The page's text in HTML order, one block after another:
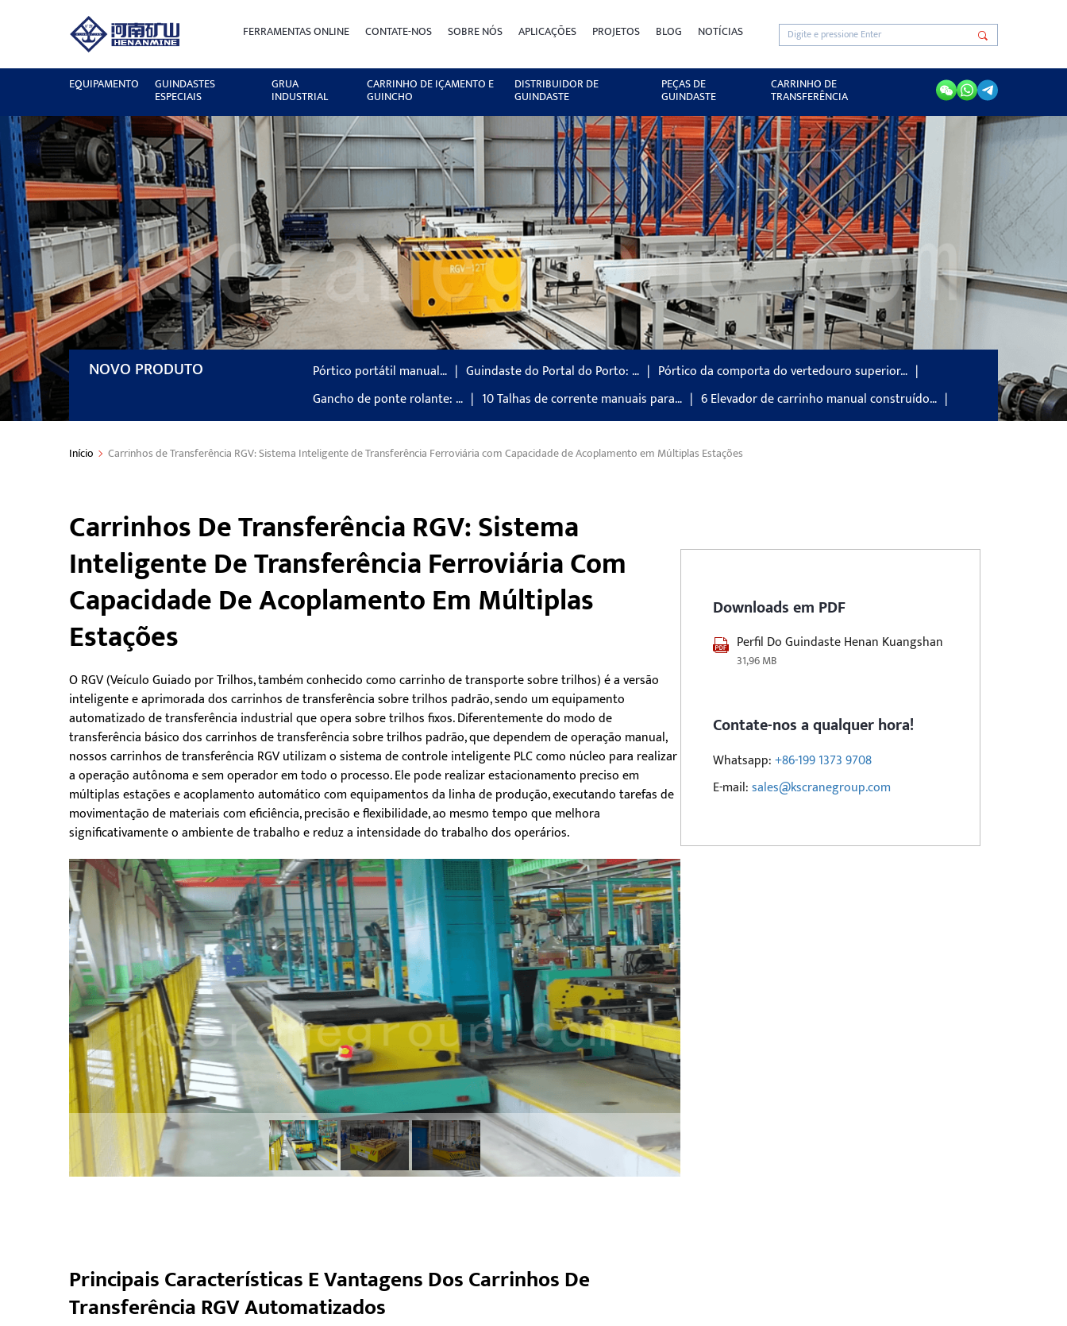
FERRAMENTAS ONLINE CONTATE-NOS SOBRE NÓS APLICAÇÕES PROJETOS BLOG NOTÍCIAS
EQUIPAMENTO GUINDASTES
ESPECIAIS
GRUA
INDUSTRIAL
CARRINHO DE IÇAMENTO E
GUINCHO
DISTRIBUIDOR DE
GUINDASTE
PEÇAS DE
GUINDASTE
CARRINHO DE
TRANSFERÊNCIA
NOVO PRODUTO Pórtico portátil manual… Guindaste do Portal do Porto: …
Pórtico da comporta do vertedouro superior…
Gancho de ponte rolante: …
10 Talhas de corrente manuais para… 6 Elevador de carrinho manual construído…
Início Carrinhos de Transferência RGV: Sistema Inteligente de Transferência Ferroviária com Capacidade de Acoplamento em Múltiplas Estações
Carrinhos De Transferência RGV: Sistema
Inteligente De Transferência Ferroviária Com
Capacidade De Acoplamento Em Múltiplas
Estações
O RGV (Veículo Guiado por Trilhos, também conhecido como carrinho de transporte sobre trilhos) é a versão
inteligente e aprimorada dos carrinhos de transferência sobre trilhos padrão, sendo um equipamento
automatizado de transferência industrial que opera sobre trilhos fixos. Diferentemente do modo de
transferência básico dos carrinhos de transferência sobre trilhos padrão, que dependem de operação manual,
nossos carrinhos de transferência RGV utilizam o sistema de controle inteligente PLC como núcleo para realizar
a operação autônoma e sem operador em todo o processo. Ele pode realizar estacionamento preciso em
múltiplas estações e acoplamento automático com equipamentos da linha de produção, executando tarefas de
movimentação de materiais com eficiência, precisão e flexibilidade, ao mesmo tempo que melhora
significativamente o ambiente de trabalho e reduz a intensidade do trabalho dos operários.
Principais Características E Vantagens Dos Carrinhos De
Transferência RGV Automatizados
Downloads em PDF
Perfil Do Guindaste Henan Kuangshan
31,96 MB
Contate-nos a qualquer hora!
Whatsapp:+86-199 1373 9708
E-mail:sales@kscranegroup.com